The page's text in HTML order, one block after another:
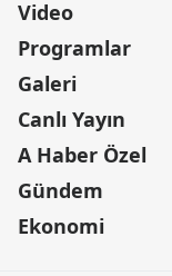
Video
Programlar
Galeri
Canlı Yayın
A Haber Özel
Gündem
Ekonomi